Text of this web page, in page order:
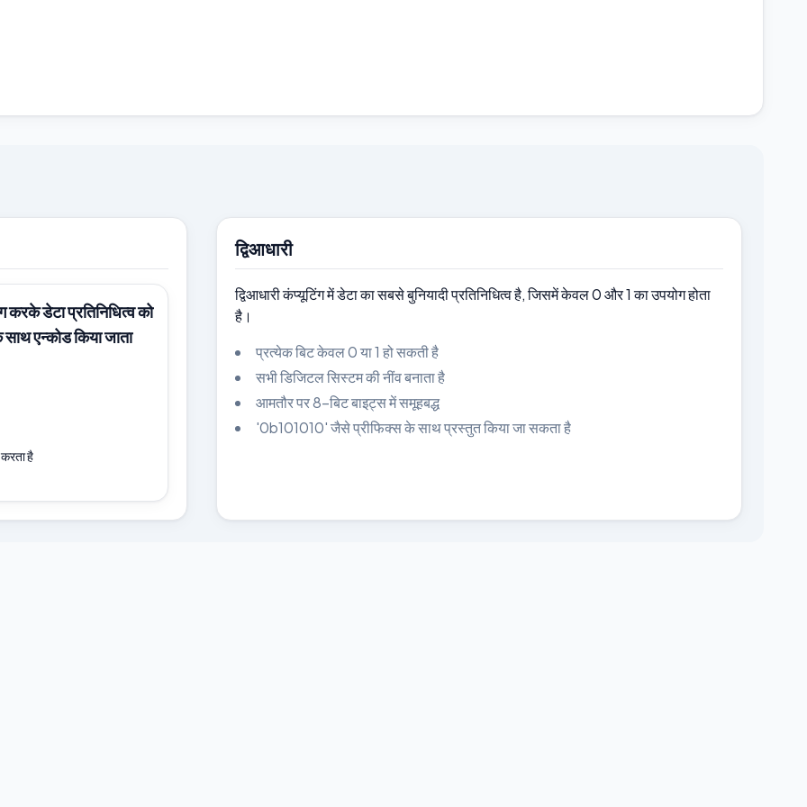
करके डेटा प्रतिनिधित्व को
एन्कोड किया जाता
है
द्विआधारी
द्विआधारी कंप्यूटिंग में डेटा का सबसे बुनियादी प्रतिनिधित्व है, जिसमें केवल 0 और 1 का उपयोग होता
है।
प्रत्येक बिट केवल 0 या 1 हो सकती है
सभी डिजिटल सिस्टम की नींव बनाता है
आमतौर पर 8-बिट बाइट्स में समूहबद्ध
'0b101010' जैसे प्रीफिक्स के साथ प्रस्तुत किया जा सकता है